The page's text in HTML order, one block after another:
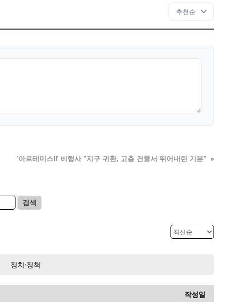
'아르테미스Ⅱ' 비행사 "지구 귀환, 고층 건물서 뛰어내린 기분" »
검색
정치·정책
작성일